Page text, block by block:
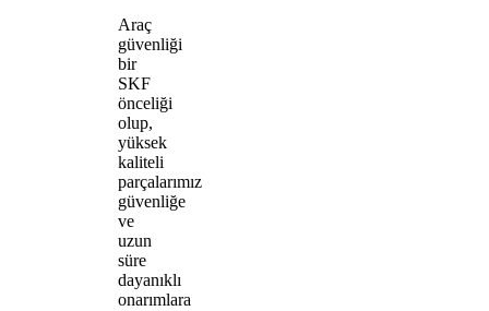
Araç
güvenliği
bir
SKF
önceliği
olup,
yüksek
kaliteli
parçalarımız
güvenliğe
ve
uzun
süre
dayanıklı
onarımlara